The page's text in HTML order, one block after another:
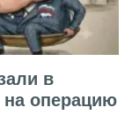
в
на операцию